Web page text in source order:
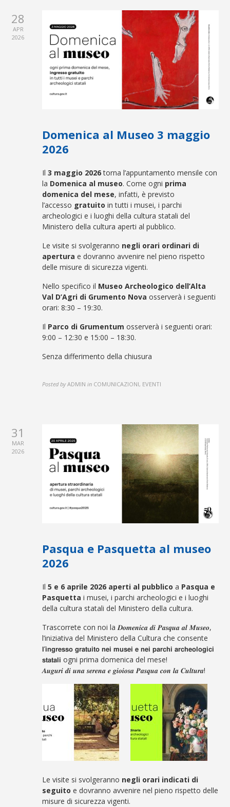
28
APR
2026
Domenica al Museo 3 maggio
2026
Il3 maggio 2026 torna l’appuntamento mensile con
la Domenica al museo. Come ogni prima
domenica del mese, infatti, è previsto
l’accesso gratuitoin tutti i musei, i parchi
archeologici e i luoghi della cultura statali del
Ministero della cultura aperti al pubblico.
Le visite si svolgeranno negli orari ordinari di
apertura e dovranno avvenire nel pieno rispetto
delle misure di sicurezza vigenti.
Nello specifico il Museo Archeologico dell’Alta
Val D’Agri di Grumento Nova osserverà i seguenti
orari: 8:30 – 19:30.
Il Parco di Grumentum osserverà i seguenti orari:
9:00 – 12:30 e 15:00 – 18:30.
Senza differimento della chiusura
Posted by ADMIN in COMUNICAZIONI, EVENTI
31
MAR
2026
Pasqua e Pasquetta al museo
2026
Il5 e 6 aprile 2026 aperti al pubblico a Pasqua e
Pasquettai musei, i parchi archeologici e i luoghi
della cultura statali del Ministero della cultura.
Trascorrete con noi la 𝑫𝒐𝒎𝒆𝒏𝒊𝒄𝒂 𝒅𝒊 𝑷𝒂𝒔𝒒𝒖𝒂 𝒂𝒍 𝑴𝒖𝒔𝒆𝒐,
l’iniziativa del Ministero della Cultura che consente
𝗹’𝗶𝗻𝗴𝗿𝗲𝘀𝘀𝗼 𝗴𝗿𝗮𝘁𝘂𝗶𝘁𝗼 𝗻𝗲𝗶 𝗺𝘂𝘀𝗲𝗶 𝗲 𝗻𝗲𝗶 𝗽𝗮𝗿𝗰𝗵𝗶 𝗮𝗿𝗰𝗵𝗲𝗼𝗹𝗼𝗴𝗶𝗰𝗶
𝘀𝘁𝗮𝘁𝗮𝗹𝗶 ogni prima domenica del mese!
𝑨𝒖𝒈𝒖𝒓𝒊 𝒅𝒊 𝒖𝒏𝒂 𝒔𝒆𝒓𝒆𝒏𝒂 𝒆 𝒈𝒊𝒐𝒊𝒐𝒔𝒂 𝑷𝒂𝒔𝒒𝒖𝒂 𝒄𝒐𝒏 𝒍𝒂 𝑪𝒖𝒍𝒕𝒖𝒓𝒂!
Le visite si svolgeranno negli orari indicati di
seguito e dovranno avvenire nel pieno rispetto delle
misure di sicurezza vigenti.